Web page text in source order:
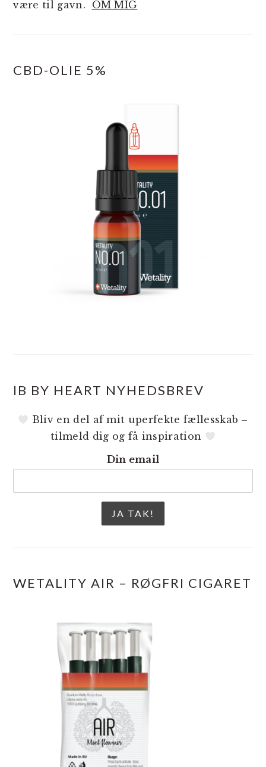
være til gavn. OM MIG
CBD-OLIE 5%
IB BY HEART NYHEDSBREV
Bliv en del af mit uperfekte fællesskab –
tilmeld dig og få inspiration
Din email
WETALITY AIR – RØGFRI CIGARET